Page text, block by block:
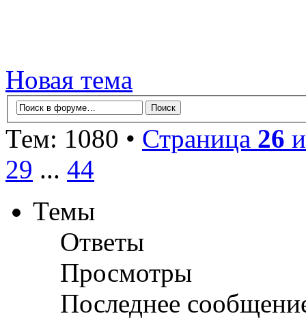
Новая тема
Тем: 1080 • Страница 26
29 ... 44
Темы
Ответы
Просмотры
Последнее